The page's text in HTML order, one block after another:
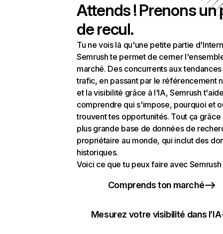
Attends ! Prenons un
de recul.
Tu ne vois là qu'une petite partie
Semrush te permet de cerner
marché. Des concurrents aux
trafic, en passant par le référencement
et la visibilité grâce à l'IA, Semrush
comprendre qui s'impose, pourquoi et
trouvent tes opportunités. Tout ça grâce
plus grande base de données de
propriétaire au monde, qui inclut des
historiques.
Voici ce que tu peux faire avec Semrush
Comprends ton marché
Mesurez votre visibilité dans l’IA